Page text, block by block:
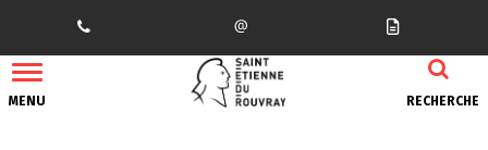
MENU RECHERCHE